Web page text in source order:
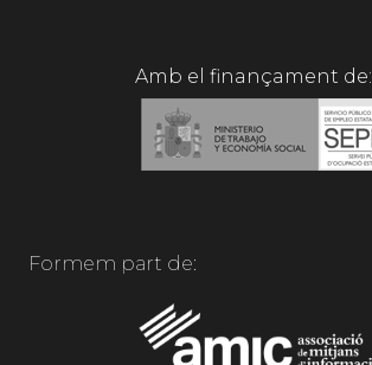
Amb el finançament de:
Formem part de: